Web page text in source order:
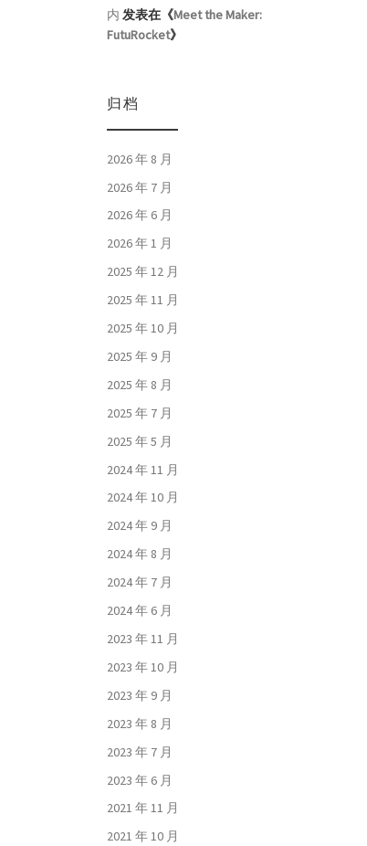
内 发表在《Meet the Maker:
FutuRocket》
归档
2026 年 8 月
2026 年 7 月
2026 年 6 月
2026 年 1 月
2025 年 12 月
2025 年 11 月
2025 年 10 月
2025 年 9 月
2025 年 8 月
2025 年 7 月
2025 年 5 月
2024 年 11 月
2024 年 10 月
2024 年 9 月
2024 年 8 月
2024 年 7 月
2024 年 6 月
2023 年 11 月
2023 年 10 月
2023 年 9 月
2023 年 8 月
2023 年 7 月
2023 年 6 月
2021 年 11 月
2021 年 10 月